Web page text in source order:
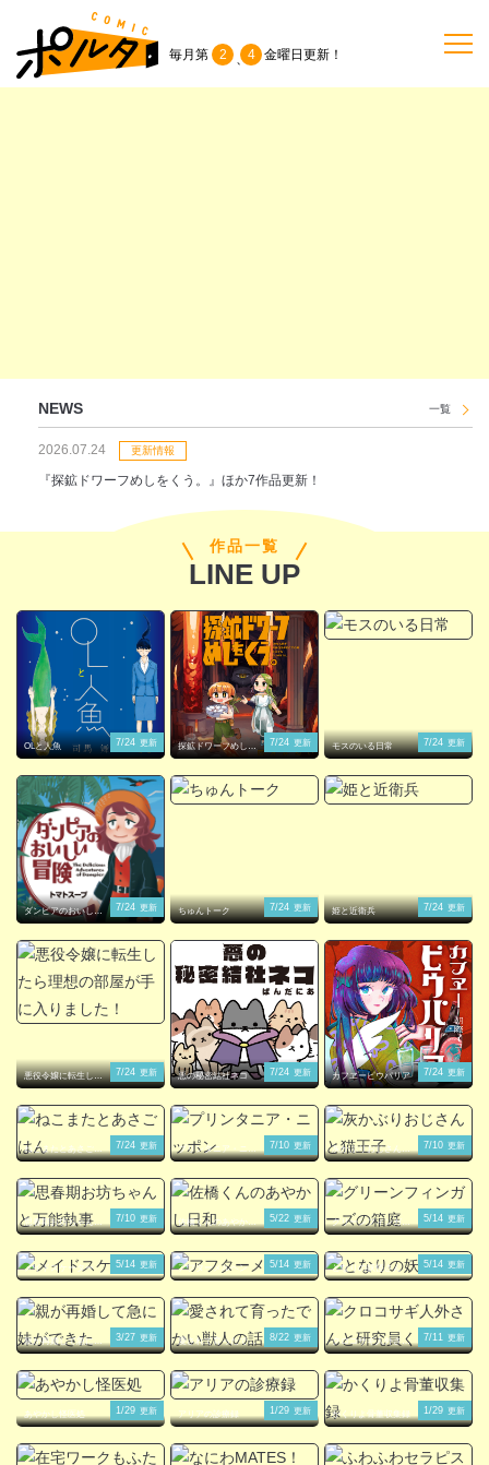
毎月第 2 4 金曜日 更新！
閉じる
NEWS
2026.07.24 更新情報
『探鉱ドワーフめしをくう。』ほか7作品更新！
一覧
作品一覧
LINE UP
OLと人魚 7/24 更新
探鉱ドワーフめしを
くう。
7/24 更新 モスのいる日常 7/24 更新
ダンピアのおいしい
冒険
7/24 更新 ちゅんトーク 7/24 更新 姫と近衛兵 7/24 更新
悪役令嬢に転生した
ら理想の部屋が手に
7/24 更新 悪の秘密結社ネコ 7/24 更新 カフヱーピウパリア 7/24 更新
ねこまたとあさごは
ん
7/24 更新
プリンタニア・ニッ
ポン
7/10 更新
灰かぶりおじさんと
猫王子
7/10 更新
思春期お坊ちゃんと
万能執事
7/10 更新
佐橋くんのあやかし
日和
5/22 更新
グリーンフィンガー
ズの箱庭
5/14 更新
メイドスケーター 5/14 更新 アフターメルヘン 5/14 更新 となりの妖怪さん 5/14 更新
親が再婚して急に妹
ができた
3/27 更新
愛されて育ったでか
い獣人の話
8/22 更新
クロコサギ人外さん
と研究員くん。
7/11 更新
あやかし怪医処 1/29 更新 アリアの診療録 1/29 更新 かくりよ骨董収集録 1/29 更新